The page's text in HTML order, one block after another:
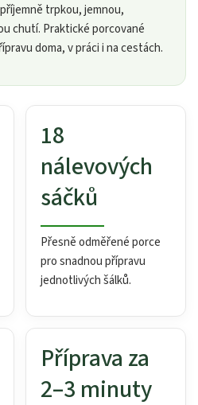
trpkou, jemnou,
chutí. Praktické porcované
doma, v práci i na cestách.
18
nálevových
sáčků
Přesně odměřené porce
pro snadnou přípravu
jednotlivých šálků.
Příprava za
2–3 minuty